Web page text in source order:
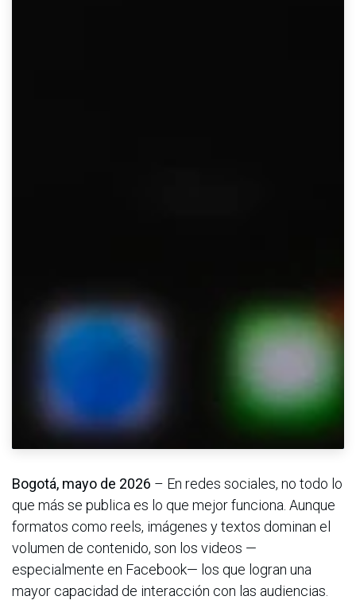
Bogotá, mayo de 2026 – En redes sociales, no todo lo
que más se publica es lo que mejor funciona. Aunque
formatos como reels, imágenes y textos dominan el
volumen de contenido, son los videos —
especialmente en Facebook— los que logran una
mayor capacidad de interacción con las audiencias.